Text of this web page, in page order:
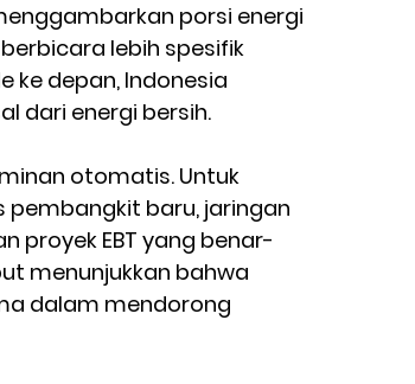
porsi energi
lebih spesifik
ke depan, Indonesia
dari energi bersih.
otomatis. Untuk
baru, jaringan
proyek EBT yang benar-
menunjukkan bahwa
dalam mendorong